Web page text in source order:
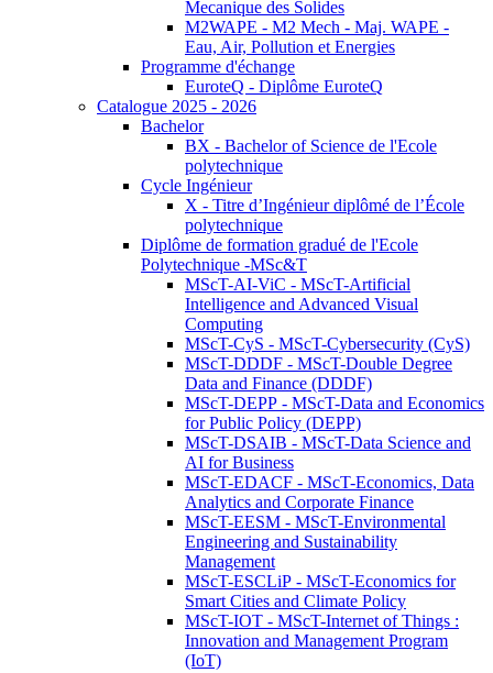
Mecanique des Solides
M2WAPE - M2 Mech - Maj. WAPE -
Eau, Air, Pollution et Energies
Programme d'échange
EuroteQ - Diplôme EuroteQ
Catalogue 2025 - 2026
Bachelor
BX - Bachelor of Science de l'Ecole
polytechnique
Cycle Ingénieur
X - Titre d’Ingénieur diplômé de l’École
polytechnique
Diplôme de formation gradué de l'Ecole
Polytechnique -MSc&T
MScT-AI-ViC - MScT-Artificial
Intelligence and Advanced Visual
Computing
MScT-CyS - MScT-Cybersecurity (CyS)
MScT-DDDF - MScT-Double Degree
Data and Finance (DDDF)
MScT-DEPP - MScT-Data and Economics
for Public Policy (DEPP)
MScT-DSAIB - MScT-Data Science and
AI for Business
MScT-EDACF - MScT-Economics, Data
Analytics and Corporate Finance
MScT-EESM - MScT-Environmental
Engineering and Sustainability
Management
MScT-ESCLiP - MScT-Economics for
Smart Cities and Climate Policy
MScT-IOT - MScT-Internet of Things :
Innovation and Management Program
(IoT)